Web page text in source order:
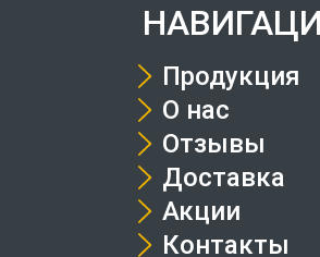
Продукция
О нас
Отзывы
Доставка
Акции
Контакты